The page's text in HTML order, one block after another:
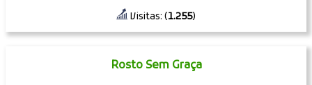
Visitas: (1.255)
Rosto Sem Graça